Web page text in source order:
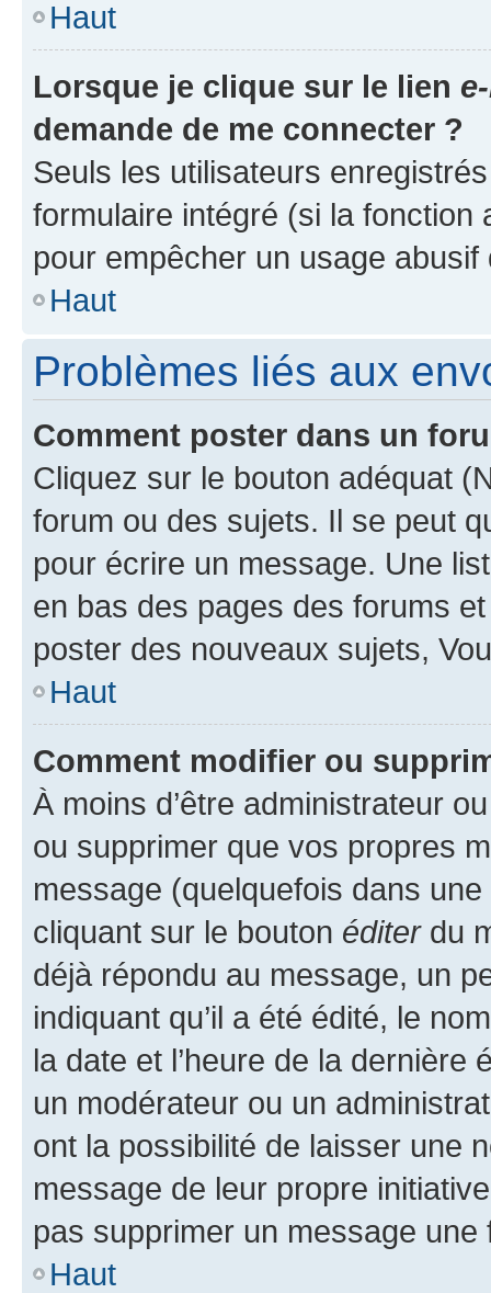
Haut
Lorsque je clique sur le lien
demande de me connecter ?
Seuls les utilisateurs
formulaire intégré (si la fonction
pour empêcher un usage
Haut
Problèmes liés aux
Comment poster dans un
Cliquez sur le bouton adéquat
forum ou des sujets. Il se peut
pour écrire un message. Une
en bas des pages des forums
poster des nouveaux sujets,
Haut
Comment modifier ou
À moins d’être administrateur
ou supprimer que vos propres
message (quelquefois dans
cliquant sur le bouton éditerdu
déjà répondu au message, un
indiquant qu’il a été édité, le
la date et l’heure de la dernière
un modérateur ou un
ont la possibilité de laisser une
message de leur propre
pas supprimer un message une
Haut